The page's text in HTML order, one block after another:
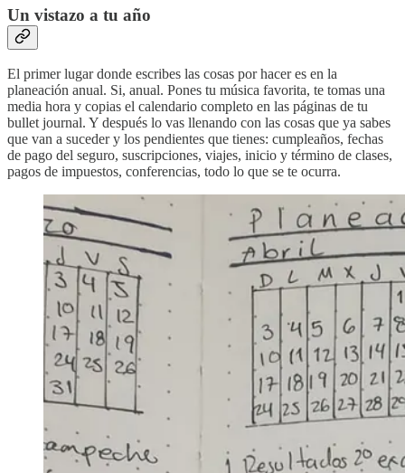
Un vistazo a tu año
El primer lugar donde escribes las cosas por hacer es en la
planeación anual. Si, anual. Pones tu música favorita, te tomas una
media hora y copias el calendario completo en las páginas de tu
bullet journal. Y después lo vas llenando con las cosas que ya sabes
que van a suceder y los pendientes que tienes: cumpleaños, fechas
de pago del seguro, suscripciones, viajes, inicio y término de clases,
pagos de impuestos, conferencias, todo lo que se te ocurra.